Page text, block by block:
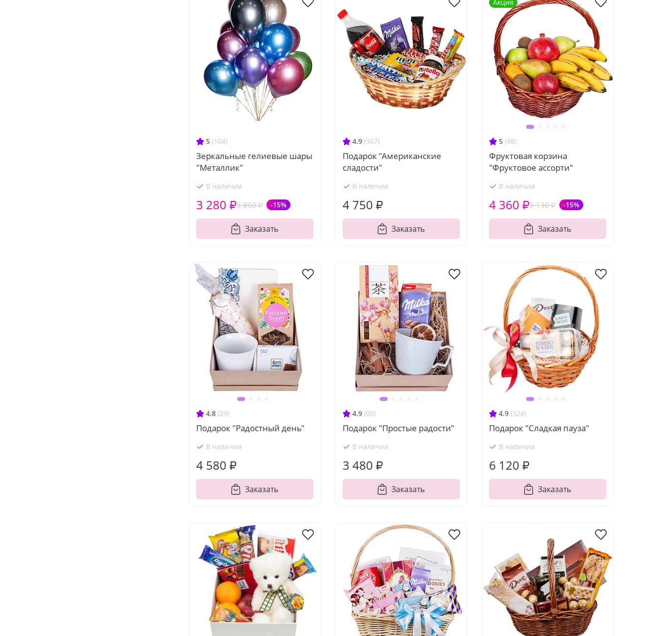
5 (104)
Зеркальные гелиевые шары
"Металлик"
В наличии
3 860 ₽ -15%
3 280 ₽
Заказать
4.9 (367)
Подарок "Американские
сладости"
В наличии
4 750 ₽
Заказать
5 (98)
Фруктовая корзина
"Фруктовое ассорти"
В наличии
5 130 ₽ -15%
4 360 ₽
Заказать
Акция
4.8 (29)
Подарок "Радостный день"
В наличии
4 580 ₽
Заказать
4.9 (90)
Подарок "Простые радости"
В наличии
3 480 ₽
Заказать
4.9 (324)
Подарок "Сладкая пауза"
В наличии
6 120 ₽
Заказать